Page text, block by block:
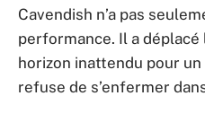
Cavendish n’a pas
performance. Il a
horizon inattendu pour
refuse de s’enfermer